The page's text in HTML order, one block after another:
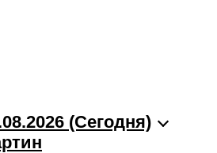
(Cегодня)